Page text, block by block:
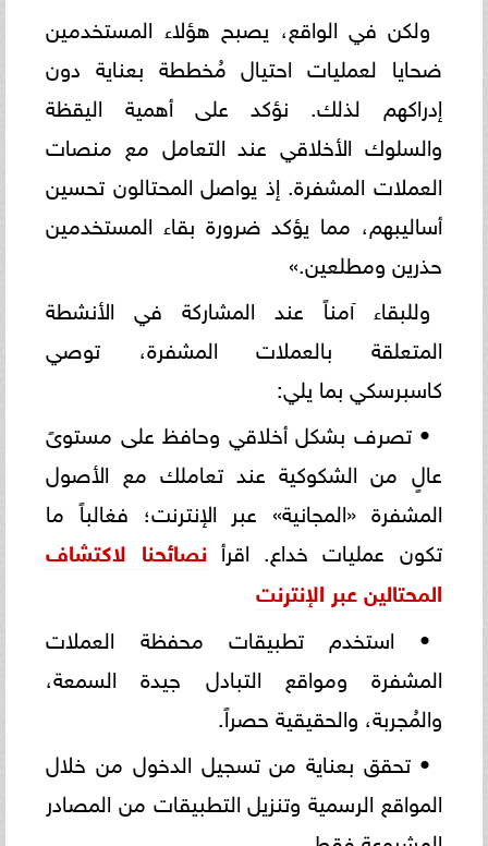
ولكن في الواقع، يصبح هؤلاء المستخدمين
ضحايا لعمليات احتيال مُخططة بعناية دون
إدراكهم لذلك. نؤكد على أهمية اليقظة
والسلوك الأخلاقي عند التعامل مع منصات
العملات المشفرة. إذ يواصل المحتالون تحسين
أساليبهم، مما يؤكد ضرورة بقاء المستخدمين
حذرين ومطلعين.»
وللبقاء آمناً عند المشاركة في الأنشطة
المتعلقة بالعملات المشفرة، توصي
كاسبرسكي بما يلي:
• تصرف بشكل أخلاقي وحافظ على مستوىً
عالٍ من الشكوكية عند تعاملك مع الأصول
المشفرة «المجانية» عبر الإنترنت؛ فغالباً ما
تكون عمليات خداع. اقرأ نصائحنا لاكتشاف
المحتالين عبر الإنترنت
• استخدم تطبيقات محفظة العملات
المشفرة ومواقع التبادل جيدة السمعة،
والمُجربة، والحقيقية حصراً.
• تحقق بعناية من تسجيل الدخول من خلال
المواقع الرسمية وتنزيل التطبيقات من المصادر